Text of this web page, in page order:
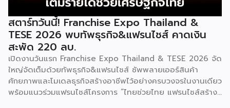
สตาร์ทวันนี้! Franchise Expo Thailand &
TESE 2026 พบทัพธุรกิจ&แฟรนไชส์ คาดเงิน
สะพัด 220 ลบ.
เปิดงานวันแรก Franchise Expo Thailand & TESE 2026 จัด
ใหญ่จัดเต็มด้วยทัพธุรกิจ&แฟรนไชส์ ซัพพลายเออร์สินค้า
ศักยภาพและโมเดลธุรกิจสร้างอาชีพไว้อย่างครบวงจรในงานเดียว
พร้อมแนวร่วมแฟรนไชส์โครงการ “ไทยช่วยไทย แฟรนไชส์สร้าง